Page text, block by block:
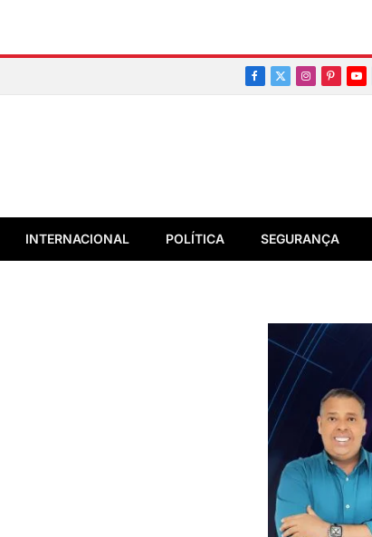
Facebook
X
Instagram
INTERNACIONAL POLÍTICA SEGURANÇA